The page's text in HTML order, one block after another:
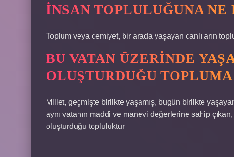
INSAN TOPLULUĞUNA NE
Toplum veya cemiyet, bir arada yaşayan canlıların
BU VATAN ÜZERINDE
OLUŞTURDUĞU
Millet, geçmişte birlikte yaşamış, bugün birlikte
aynı vatanın maddi ve manevi değerlerine sahip
oluşturduğu topluluktur.